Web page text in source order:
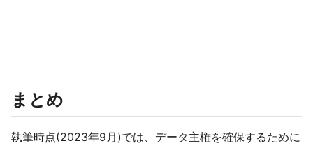
まとめ
執筆時点(2023年9月)では、データ主権を確保するために